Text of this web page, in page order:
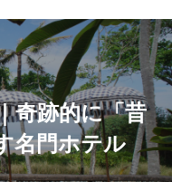
奇跡的に「昔
名門ホテル